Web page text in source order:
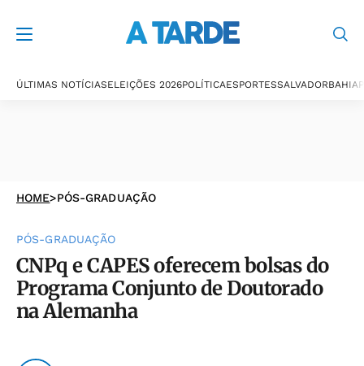
ÚLTIMAS NOTÍCIASELEIÇÕES 2026POLÍTICAESPORTESSALVADORBAHIA
HOME>PÓS-GRADUAÇÃO
PÓS-GRADUAÇÃO
CNPq e CAPES oferecem bolsas do
Programa Conjunto de Doutorado
na Alemanha